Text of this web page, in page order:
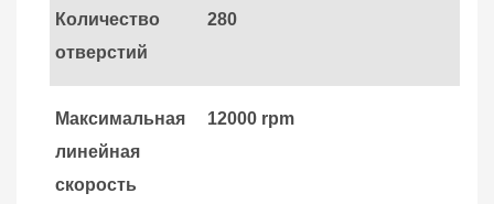
Количество
отверстий
280
Максимальная
линейная
скорость
12000 rpm